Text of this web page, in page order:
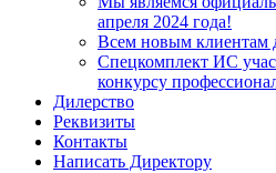
апреля 2024 года!
Всем новым клиентам
Спецкомплект ИС
конкурсу
Дилерство
Реквизиты
Контакты
Написать Директору